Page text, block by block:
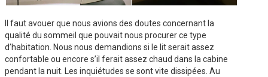
Il faut avouer que nous avions des doutes concernant la
qualité du sommeil que pouvait nous procurer ce type
d’habitation. Nous nous demandions si le lit serait assez
confortable ou encore s’il ferait assez chaud dans la cabine
pendant la nuit. Les inquiétudes se sont vite dissipées. Au